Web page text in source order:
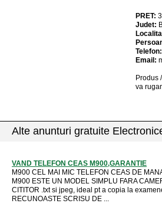
PRET:
Judet:
Telefon:
Email:
Produs
va
Alte anunturi gratuite
VAND TELEFON CEAS M900,GARANTIE
M900 CEL MAI MIC TELEFON CEAS DE
M900 ESTE UN MODEL SIMPLU FARA
CITITOR .txt si jpeg, ideal pt a copia la
RECUNOASTE SCRISU DE ...